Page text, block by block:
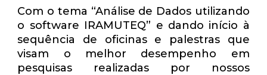
Com o tema “Análise de Dados utilizando
o software IRAMUTEQ” e dando início à
sequência de oficinas e palestras que
visam o melhor desempenho em
pesquisas realizadas por nossos